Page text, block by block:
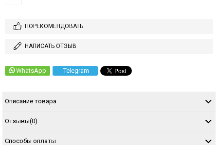
ПОРЕКОМЕНДОВАТЬ
НАПИСАТЬ ОТЗЫВ
WhatsApp Telegram
Описание товара
Отзывы(0)
Способы оплаты